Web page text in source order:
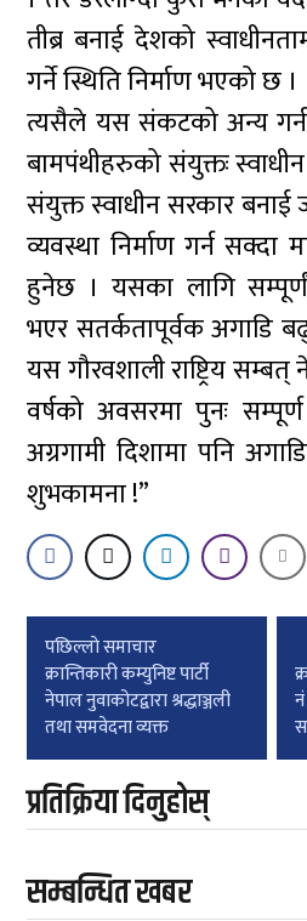
तीब्र बनाई देशको
गर्ने स्थिति निर्माण भएको छ ।
त्यसैले यस संकटको अन्य गर्न
बामपंथीहरुको संयुक्तः
संयुक्त स्वाधीन सरकार
व्यवस्था निर्माण गर्न
हुनेछ । यसका लागि
भएर सतर्कतापूर्वक
यस गौरवशाली राष्ट्रिय
वर्षको अवसरमा पुनः
अग्रगामी दिशामा पनि
शुभकामना !”
Post
navigation
पछिल्लाे समाचार
क्रान्तिकारी कम्युनिष्ट पार्टी
नेपाल नुवाकोटद्वारा श्रद्धाञ्जली
तथा समवेदना व्यक्त
प्रतिक्रिया दिनुहोस्
सम्बन्धित खबर